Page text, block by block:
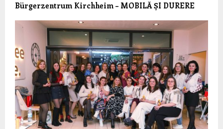
Bürgerzentrum Kirchheim – MOBILĂ ȘI DURERE